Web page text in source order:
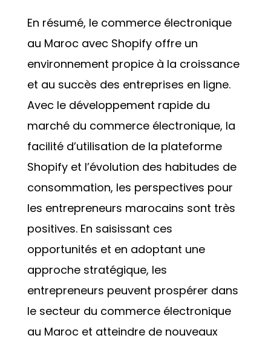
En résumé, le commerce électronique
au Maroc avec Shopify offre un
environnement propice à la croissance
et au succès des entreprises en ligne.
Avec le développement rapide du
marché du commerce électronique, la
facilité d’utilisation de la plateforme
Shopify et l’évolution des habitudes de
consommation, les perspectives pour
les entrepreneurs marocains sont très
positives. En saisissant ces
opportunités et en adoptant une
approche stratégique, les
entrepreneurs peuvent prospérer dans
le secteur du commerce électronique
au Maroc et atteindre de nouveaux